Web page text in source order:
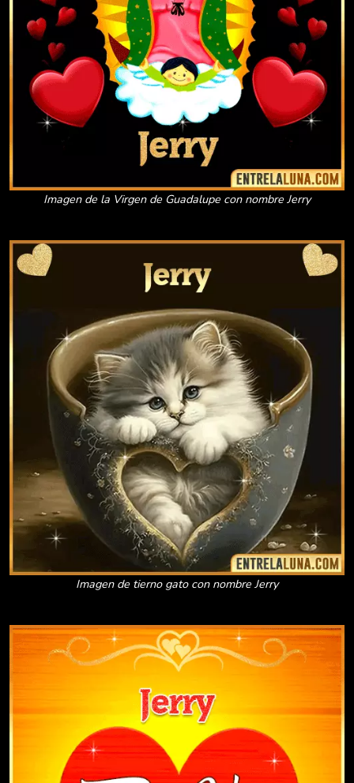
Imagen de la Virgen de Guadalupe con nombre Jerry
Imagen de tierno gato con nombre Jerry